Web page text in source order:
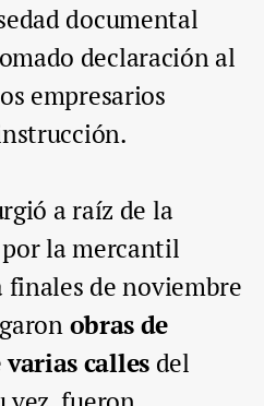
documental
declaración al
empresarios
a raíz de la
la mercantil
finales de noviembre
obras de
calles del